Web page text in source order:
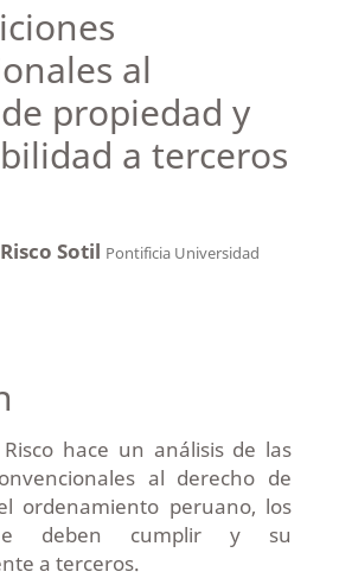
al
propiedad y
a terceros
Sotil Pontificia Universidad
hace un análisis de las
al derecho de
ordenamiento peruano, los
deben cumplir y su
a terceros.